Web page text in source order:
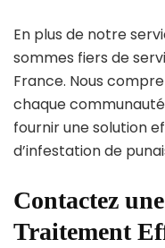
En plus de notre
sommes fiers de
France. Nous
chaque
fournir une solution
d’infestation de
Contactez
Traitement